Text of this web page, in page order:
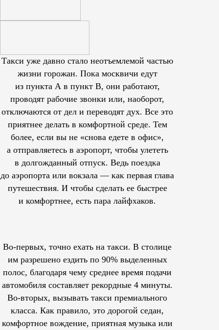
Такси уже давно стало неотъемлемой частью
жизни горожан. Пока москвичи едут
из пункта А в пункт В, они работают,
проводят рабочие звонки или, наоборот,
отключаются от дел и переводят дух. Все это
приятнее делать в комфортной среде. Тем
более, если вы не «снова едете в офис»,
а отправляетесь в аэропорт, чтобы улететь
в долгожданный отпуск. Ведь поездка
до аэропорта или вокзала — как первая глава
путешествия. И чтобы сделать ее быстрее
и комфортнее, есть пара лайфхаков.
Во-первых, точно ехать на такси. В столице
им разрешеноездить по 90% выделенных
полос, благодаря чему среднее время подачи
автомобиля составляет рекордные 4 минуты.
Во-вторых, вызывать такси премиального
класса. Как правило, это дорогой седан,
комфортное вождение, приятная музыка или